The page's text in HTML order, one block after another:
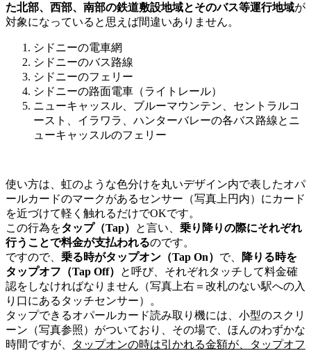
た北部、西部、南部の鉄道敷設地域とそのバス等運行地域が
対象になっていると思えば間違いありません。
シドニーの電車網
シドニーのバス路線
シドニーのフェリー
シドニーの路面電車（ライトレール）
ニューキャッスル、ブルーマウンテン、セントラルコ
ースト、イラワラ、ハンターバレーの各バス路線とニ
ューキャッスルのフェリー
使い方は、 虹のような色分けを丸いデザイン内で表したオパ
ールカードのマークがあるセンサー（写真上円内）にカード
を近づけて軽く触れるだけでOKです。
この行為をタップ（Tap） と言い、 乗り降りの際にそれぞれ
行うことで料金が支払われるのです。
ですので、 乗る時がタップオン（Tap On） で、
降りる時を
タップオフ（Tap Off）
と呼び、それぞれタッチして料金確
認をしなければなりません（写真上右＝改札のない駅への入
り口にあるタッチセンサー）。
タップできるオパールカード読み取り機には、小型のスクリ
ーン（写真参照）がついており、その場で、ほんのわずかな
時間ですが、
タップオンの時は引かれる金額が、タップオフ